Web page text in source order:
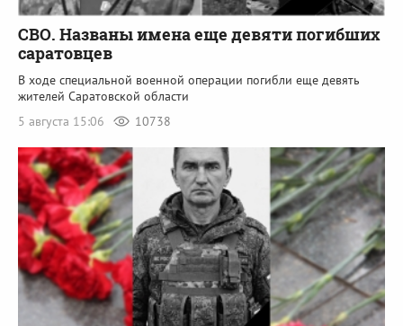
СВО. Названы имена еще девяти погибших
саратовцев
В ходе специальной военной операции погибли еще девять
жителей Саратовской области
5 августа 15:06
10738